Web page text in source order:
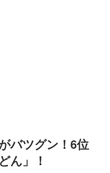
バツグン！6位
ん」！